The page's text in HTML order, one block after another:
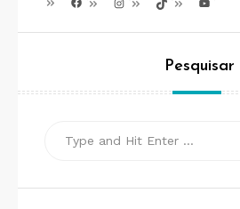
Pesquisar